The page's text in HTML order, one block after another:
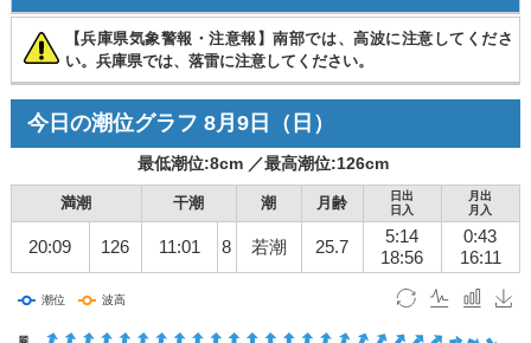
【兵庫県気象警報・注意報】南部では、高波に注意してくださ
い。兵庫県では、落雷に注意してください。
今日の潮位グラフ 8月9日 （日）
最低潮位:8cm ／最高潮位:126cm
満潮 干潮 潮 月齢
日出
日入
月出
月入
20:09 126 11:01 8 若潮 25.7
5:14
18:56
0:43
16:11